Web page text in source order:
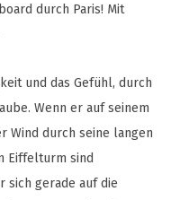
durch Paris! Mit
und das Gefühl, durch
Wenn er auf seinem
Wind durch seine langen
Eiffelturm sind
sich gerade auf die